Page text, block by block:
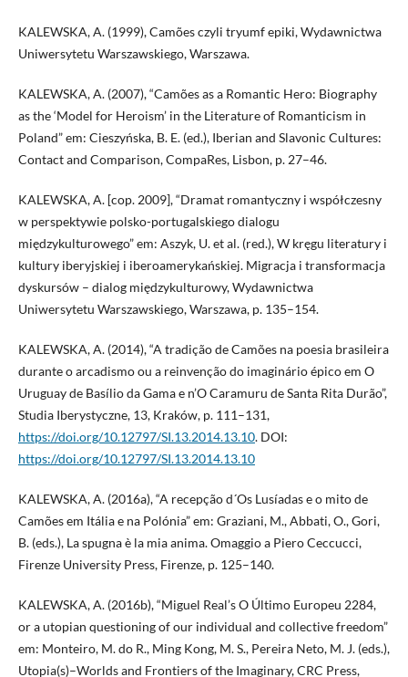
KALEWSKA, A. (1999), Camões czyli tryumf epiki, Wydawnictwa
Uniwersytetu Warszawskiego, Warszawa.
KALEWSKA, A. (2007), “Camões as a Romantic Hero: Biography
as the ‘Model for Heroism’ in the Literature of Romanticism in
Poland” em: Cieszyńska, B. E. (ed.), Iberian and Slavonic Cultures:
Contact and Comparison, CompaRes, Lisbon, p. 27–46.
KALEWSKA, A. [cop. 2009], “Dramat romantyczny i współczesny
w perspektywie polsko-portugalskiego dialogu
międzykulturowego” em: Aszyk, U. et al. (red.), W kręgu literatury i
kultury iberyjskiej i iberoamerykańskiej. Migracja i transformacja
dyskursów – dialog międzykulturowy, Wydawnictwa
Uniwersytetu Warszawskiego, Warszawa, p. 135–154.
KALEWSKA, A. (2014), “A tradição de Camões na poesia brasileira
durante o arcadismo ou a reinvenção do imaginário épico em O
Uruguay de Basílio da Gama e n’O Caramuru de Santa Rita Durão”,
Studia Iberystyczne, 13, Kraków, p. 111–131,
https://doi.org/10.12797/SI.13.2014.13.10. DOI:
https://doi.org/10.12797/SI.13.2014.13.10
KALEWSKA, A. (2016a), “A recepção d´Os Lusíadas e o mito de
Camões em Itália e na Polónia” em: Graziani, M., Abbati, O., Gori,
B. (eds.), La spugna è la mia anima. Omaggio a Piero Ceccucci,
Firenze University Press, Firenze, p. 125–140.
KALEWSKA, A. (2016b), “Miguel Real’s O Último Europeu 2284,
or a utopian questioning of our individual and collective freedom”
em: Monteiro, M. do R., Ming Kong, M. S., Pereira Neto, M. J. (eds.),
Utopia(s)–Worlds and Frontiers of the Imaginary, CRC Press,